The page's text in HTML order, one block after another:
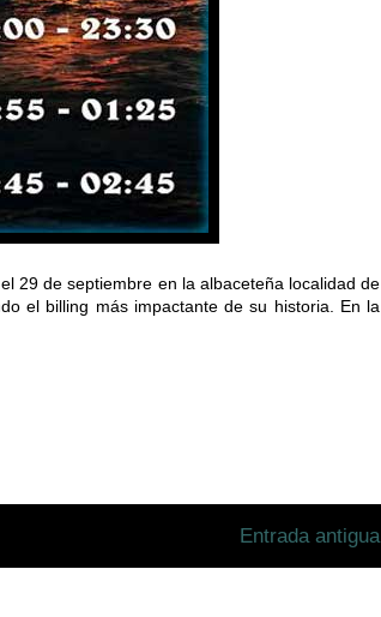
29 de septiembre en la albaceteña localidad de
el billing más impactante de su historia. En la
Entrada antigua